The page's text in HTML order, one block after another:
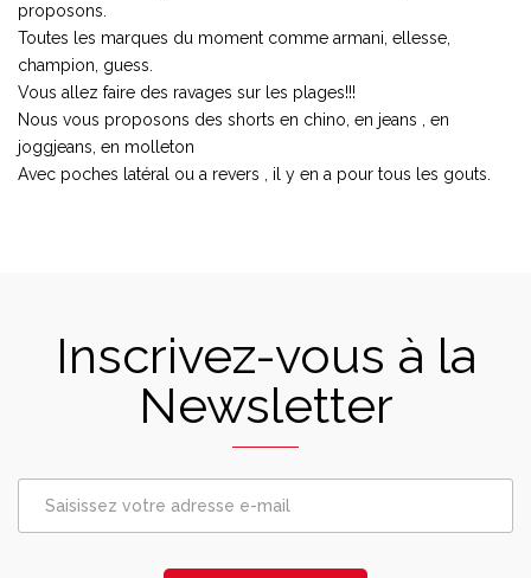
proposons.
Toutes les marques du moment comme armani, ellesse,
champion, guess.
Vous allez faire des ravages sur les plages!!!
Nous vous proposons des shorts en chino, en jeans , en
joggjeans, en molleton
Avec poches latéral ou a revers , il y en a pour tous les gouts.
Inscrivez-vous à la
Newsletter